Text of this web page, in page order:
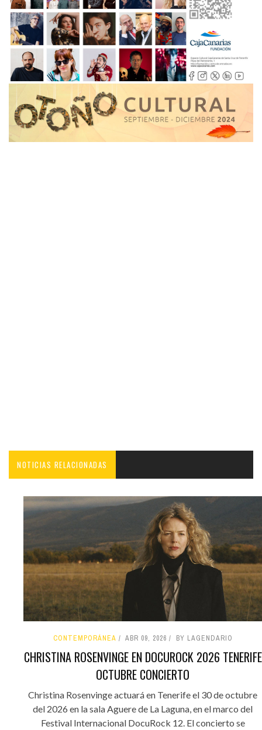
otono-cultural-2024-cajacanarias.jpg
NOTICIAS RELACIONADAS
CONTEMPORÁNEA ABR 09, 2026 BY LAGENDARIO
CHRISTINA ROSENVINGE EN DOCUROCK 2026 TENERIFE
OCTUBRE CONCIERTO
Christina Rosenvinge actuará en Tenerife el 30 de octubre
del 2026 en la sala Aguere de La Laguna, en el marco del
Festival Internacional DocuRock 12. El concierto se